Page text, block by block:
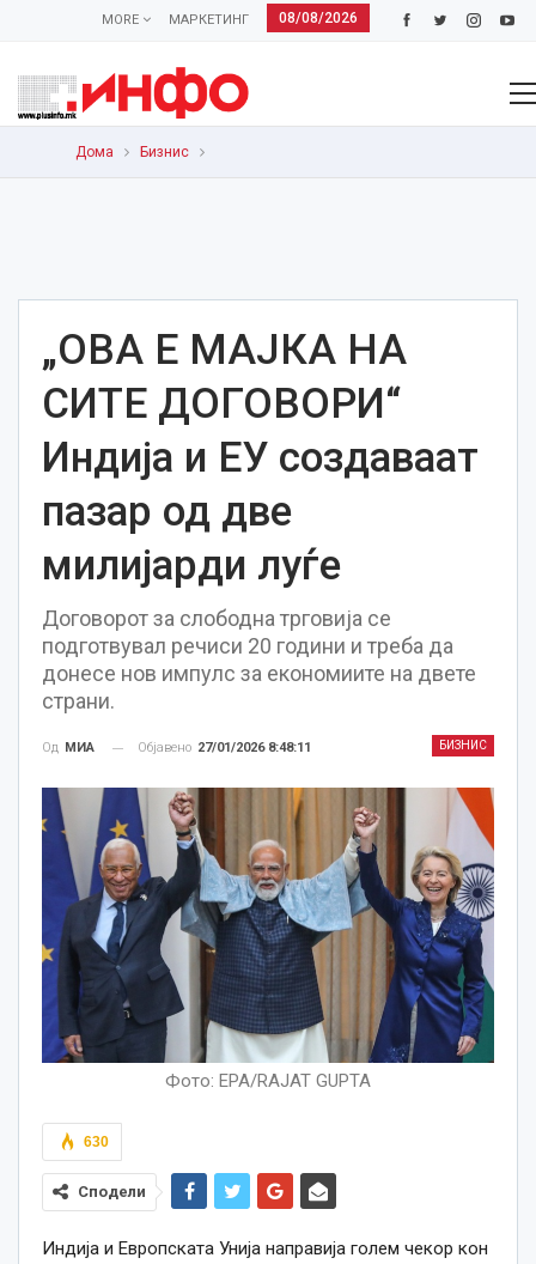
08/08/2026
МАРКЕТИНГ
MORE
Дома Бизнис
„ОВА Е МАЈКА НА
СИТЕ ДОГОВОРИ“
Индија и ЕУ создаваат
пазар од две
милијарди луѓе
Договорот за слободна трговија се
подготвувал речиси 20 години и треба да
донесе нов импулс за економиите на двете
страни.
БИЗНИС
Од МИА Објавено 27/01/2026 8:48:11
Фото: EPA/RAJAT GUPTA
630
Сподели
Индија и Европската Унија направија голем чекор кон